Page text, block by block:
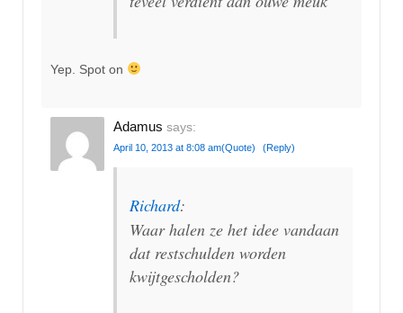
Yep. Spot on
Adamus says:
April 10, 2013 at 8:08 am(Quote) (Reply)
Richard:
Waar halen ze het idee vandaan
dat restschulden worden
kwijtgescholden?